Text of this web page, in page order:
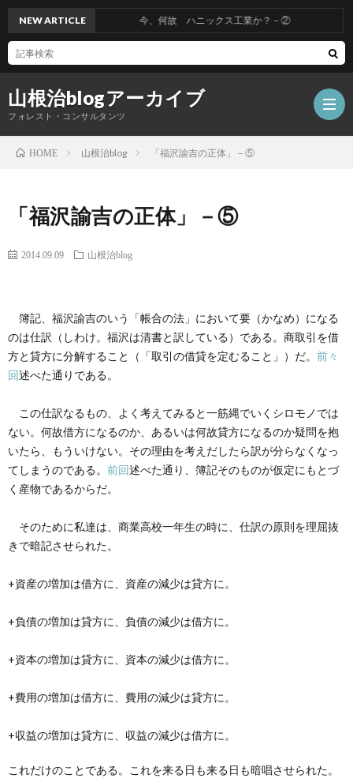
山根治blogアーカイブ
フォレスト・コンサルタンツ
を
創
根
治
会
社
内
NEW ARTICLE 今、何故 ハニックス工業か？－②
HOME 山根治blog 「福沢諭吉の正体」－⑤
「福沢諭吉の正体」－⑤
2014.09.09 山根治blog
簿記、福沢諭吉のいう「帳合の法」において要（かなめ）になる
のは仕訳（しわけ。福沢は清書と訳している）である。商取引を借
方と貸方に分解すること（「取引の借貸を定むること」）だ。 前々
回述べた通りである。
この仕訳なるもの、よく考えてみると一筋縄でいくシロモノでは
ない。何故借方になるのか、あるいは何故貸方になるのか疑問を抱
いたら、もういけない。その理由を考えだしたら訳が分らなくなっ
てしまうのである。 前回述べた通り、簿記そのものが仮定にもとづ
く産物であるからだ。
そのために私達は、商業高校一年生の時に、仕訳の原則を理屈抜
きで暗記させられた。
+資産の増加は借方に、資産の減少は貸方に。
+負債の増加は貸方に、負債の減少は借方に。
+資本の増加は貸方に、資本の減少は借方に。
+費用の増加は借方に、費用の減少は貸方に。
+収益の増加は貸方に、収益の減少は借方に。
これだけのことである。これを来る日も来る日も暗唱させられた。